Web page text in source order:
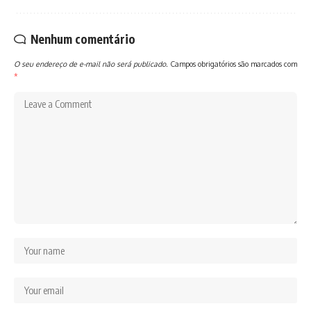
Nenhum comentário
O seu endereço de e-mail não será publicado. Campos obrigatórios são marcados com
*